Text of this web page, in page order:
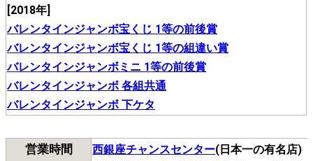
[2018年]
バレンタインジャンボ宝くじ 1等の前後賞
バレンタインジャンボ宝くじ 1等の組違い賞
バレンタインジャンボミニ 1等の前後賞
バレンタインジャンボ 各組共通
バレンタインジャンボ 下ケタ
営業時間 西銀座チャンスセンター(日本一の有名店)